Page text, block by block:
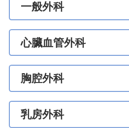
一般外科
心臟血管外科
胸腔外科
乳房外科